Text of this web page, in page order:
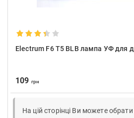
Electrum F6 T5 BLB лампа УФ для
109 грн
На цій сторінці Ви можете